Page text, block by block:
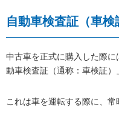
自動車検査証（車検
中古車を正式に購入した際
動車検査証（通称：車検証）
これは車を運転する際に、常